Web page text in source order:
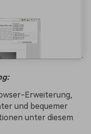
Erweiterung,
und bequemer
unter diesem